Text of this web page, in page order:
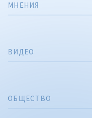
ОБЩЕСТВО
МНЕНИЯ
ВИДЕО